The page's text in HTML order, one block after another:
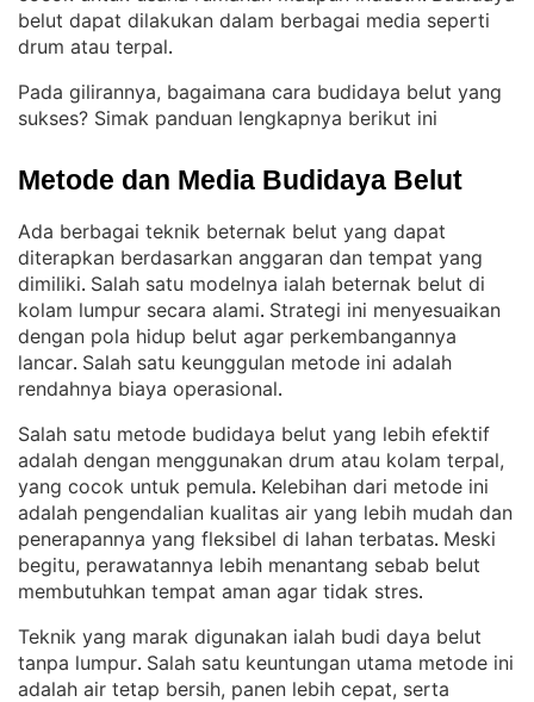
belut dapat dilakukan dalam berbagai media seperti
drum atau terpal.
Pada gilirannya, bagaimana cara budidaya belut yang
sukses? Simak panduan lengkapnya berikut ini
Metode dan Media Budidaya Belut
Ada berbagai teknik beternak belut yang dapat
diterapkan berdasarkan anggaran dan tempat yang
dimiliki. Salah satu modelnya ialah beternak belut di
kolam lumpur secara alami. Strategi ini menyesuaikan
dengan pola hidup belut agar perkembangannya
lancar. Salah satu keunggulan metode ini adalah
rendahnya biaya operasional.
Salah satu metode budidaya belut yang lebih efektif
adalah dengan menggunakan drum atau kolam terpal,
yang cocok untuk pemula. Kelebihan dari metode ini
adalah pengendalian kualitas air yang lebih mudah dan
penerapannya yang fleksibel di lahan terbatas. Meski
begitu, perawatannya lebih menantang sebab belut
membutuhkan tempat aman agar tidak stres.
Teknik yang marak digunakan ialah budi daya belut
tanpa lumpur. Salah satu keuntungan utama metode ini
adalah air tetap bersih, panen lebih cepat, serta